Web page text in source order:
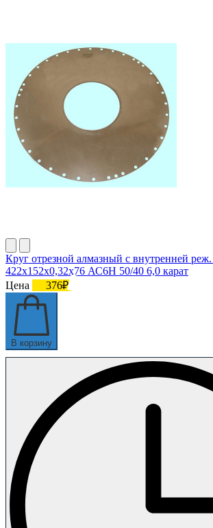
Круг отрезной алмазный с внутренней
422х152х0,32х76 АС6Н 50/40 6,0 карат
Цена
376₽
В корзину